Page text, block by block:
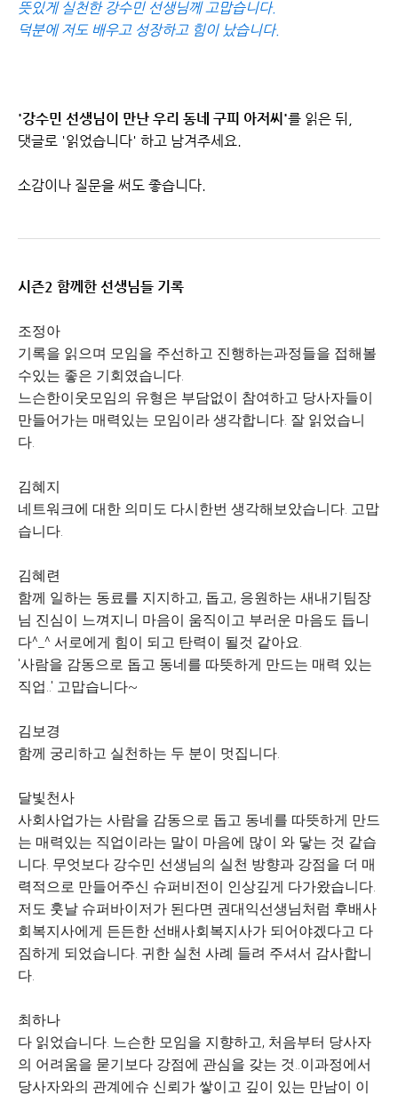
뜻있게 실천한 강수민 선생님께 고맙습니다.
덕분에 저도 배우고 성장하고 힘이 났습니다.
'강수민 선생님이 만난 우리 동네 구피 아저씨 '를 읽은 뒤,
댓글로 '읽었습니다' 하고 남겨주세요.
소감이나 질문을 써도 좋습니다.
시즌2 함께한 선생님들 기록
조정아
기록을 읽으며 모임을 주선하고 진행하는과정들을 접해볼
수있는 좋은 기회였습니다.
느슨한이웃모임의 유형은 부담없이 참여하고 당사자들이
만들어가는 매력있는 모임이라 생각합니다. 잘 읽었습니
다.
김혜지
네트워크에 대한 의미도 다시한번 생각해보았습니다. 고맙
습니다.
김혜련
함께 일하는 동료를 지지하고, 돕고, 응원하는 새내기팀장
님 진심이 느껴지니 마음이 움직이고 부러운 마음도 듭니
다^_^ 서로에게 힘이 되고 탄력이 될것 같아요.
'사람을 감동으로 돕고 동네를 따뜻하게 만드는 매력 있는
직업..' 고맙습니다~
김보경
함께 궁리하고 실천하는 두 분이 멋집니다.
달빛천사
사회사업가는 사람을 감동으로 돕고 동네를 따뜻하게 만드
는 매력있는 직업이라는 말이 마음에 많이 와 닿는 것 같습
니다. 무엇보다 강수민 선생님의 실천 방향과 강점을 더 매
력적으로 만들어주신 슈퍼비전이 인상깊게 다가왔습니다.
저도 훗날 슈퍼바이저가 된다면 권대익선생님처럼 후배사
회복지사에게 든든한 선배사회복지사가 되어야겠다고 다
짐하게 되었습니다. 귀한 실천 사례 들려 주셔서 감사합니
다.
최하나
다 읽었습니다. 느슨한 모임을 지향하고, 처음부터 당사자
의 어려움을 묻기보다 강점에 관심을 갖는 것..이과정에서
당사자와의 관계에슈 신뢰가 쌓이고 깊이 있는 만남이 이